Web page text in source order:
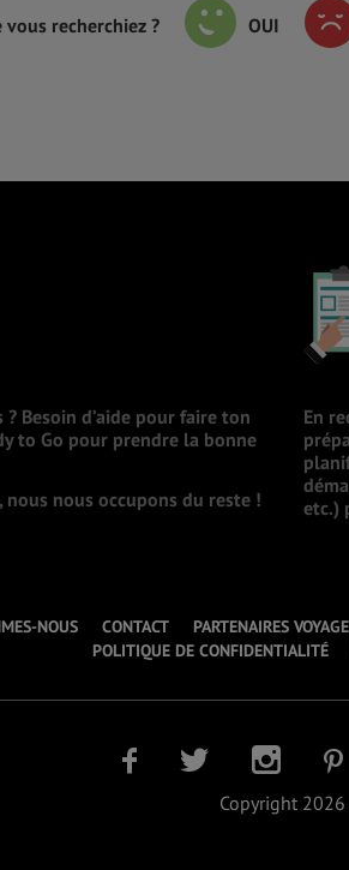
recherchiez ? OUI
Besoin d’aide pour faire ton
to Go pour prendre la bonne
nous occupons du reste !
En
etc.)
NOUS CONTACT PARTENAIRES VOYAGE
POLITIQUE DE CONFIDENTIALITÉ
Copyright 2026